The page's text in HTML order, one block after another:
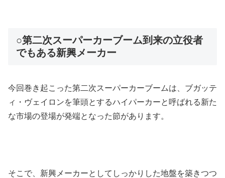
○第二次スーパーカーブーム到来の立役者
でもある新興メーカー
今回巻き起こった第二次スーパーカーブームは、ブガッテ
ィ・ヴェイロンを筆頭とするハイパーカーと呼ばれる新た
な市場の登場が発端となった節があります。
そこで、新興メーカーとしてしっかりした地盤を築きつつ